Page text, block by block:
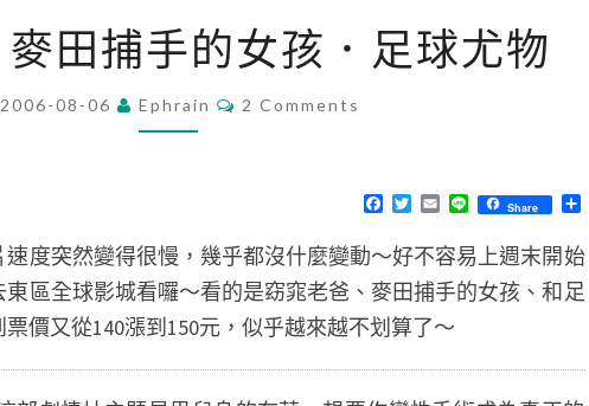
窕
爸
捕
手
的
女
田捕手的女孩．足球尤物
2006-08-06 Ephrain
C
2 Comments
F
e
b
o
o
k
T
i
t
t
e
r
E
a
i
l
L
n
e
Share
分
度突然變得很慢，幾乎都沒什麼變動～好不容易上週末開始
區全球影城看囉～看的是窈窕老爸、麥田捕手的女孩、和足
價又從140漲到150元，似乎越來越不划算了～